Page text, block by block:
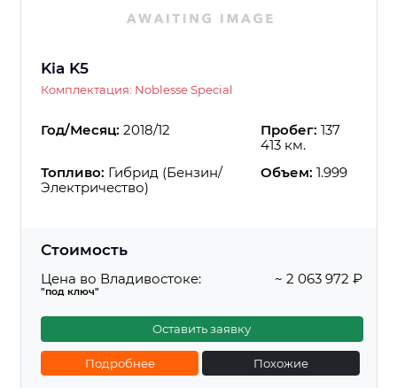
Kia K5
Комплектация: Noblesse Special
Год/Месяц: 2018/12 Пробег: 137
413 км.
Топливо: Гибрид (Бензин/
Электричество)
Объем: 1.999
Стоимость
Цена во Владивостоке:
"под ключ"
~ 2 063 972 ₽
Оставить заявку
Подробнее Похожие